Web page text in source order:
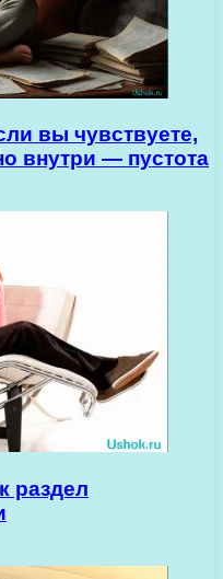
вы чувствуете,
внутри — пустота
раздел